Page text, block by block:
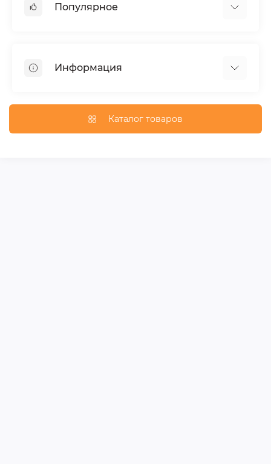
Популярное
Багажники на крышу
Информация
Доставка по Санкт-Петербургу
Доставка по России
Каталог товаров